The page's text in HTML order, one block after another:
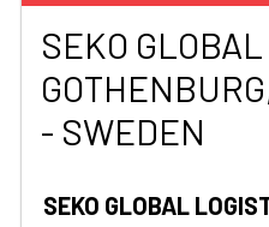
SEKO
- SWEDEN
SEKO GLOBAL